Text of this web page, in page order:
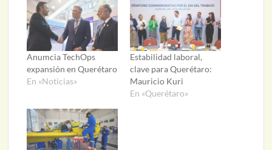
Anumcia TechOps
expansión en Querétaro
En «Noticias»
Estabilidad laboral,
clave para Querétaro:
Mauricio Kuri
En «Querétaro»